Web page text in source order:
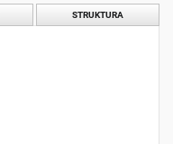
STRUKTURA